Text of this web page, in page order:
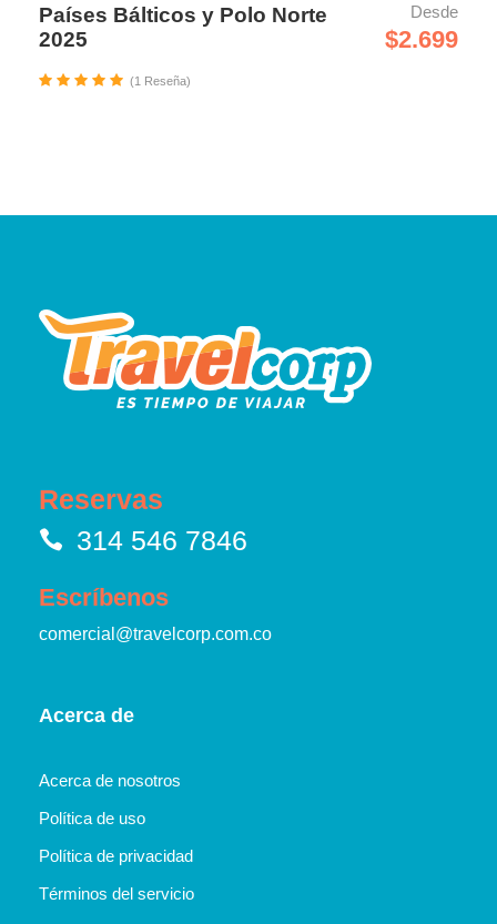
Países Bálticos y Polo Norte
2025
Desde
$2.699
(1 Reseña)
Reservas
314 546 7846
Escríbenos
comercial@travelcorp.com.co
Acerca de
Acerca de nosotros
Política de uso
Política de privacidad
Términos del servicio